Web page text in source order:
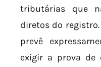
tributárias que
diretos do registro.
prevê
exigir a prova de